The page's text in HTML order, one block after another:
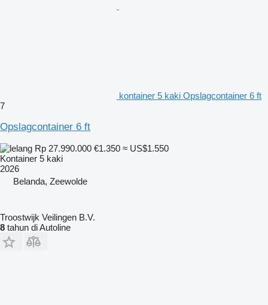
kontainer 5 kaki Opslagcontainer 6 ft
7
Opslagcontainer 6 ft
Rp 27.990.000 €1.350 ≈ US$1.550
Kontainer 5 kaki
2026
Belanda, Zeewolde
Troostwijk Veilingen B.V.
8 tahun di Autoline